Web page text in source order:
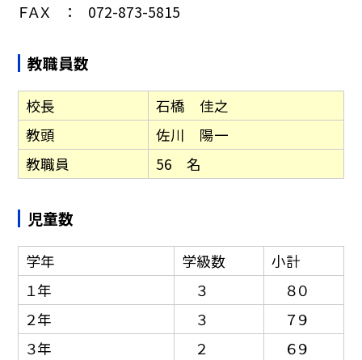
ＦＡＸ ： 072-873-5815
教職員数
校長
石橋 佳之
教頭
佐川 陽一
教職員
56 名
児童数
学年 学級数
小計
１年
３
８０
２年
３
７９
３年
２
６９